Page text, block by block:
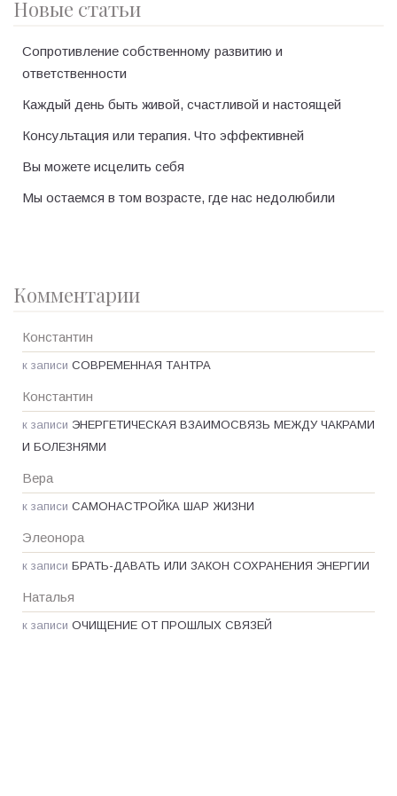
Новые статьи
Сопротивление собственному развитию и
ответственности
Каждый день быть живой, счастливой и настоящей
Консультация или терапия. Что эффективней
Вы можете исцелить себя
Мы остаемся в том возрасте, где нас недолюбили
Комментарии
Константин
к записи СОВРЕМЕННАЯ ТАНТРА
Константин
к записи ЭНЕРГЕТИЧЕСКАЯ ВЗАИМОСВЯЗЬ МЕЖДУ ЧАКРАМИ
И БОЛЕЗНЯМИ
Вера
к записи САМОНАСТРОЙКА ШАР ЖИЗНИ
Элеонора
к записи БРАТЬ-ДАВАТЬ ИЛИ ЗАКОН СОХРАНЕНИЯ ЭНЕРГИИ
Наталья
к записи ОЧИЩЕНИЕ ОТ ПРОШЛЫХ СВЯЗЕЙ